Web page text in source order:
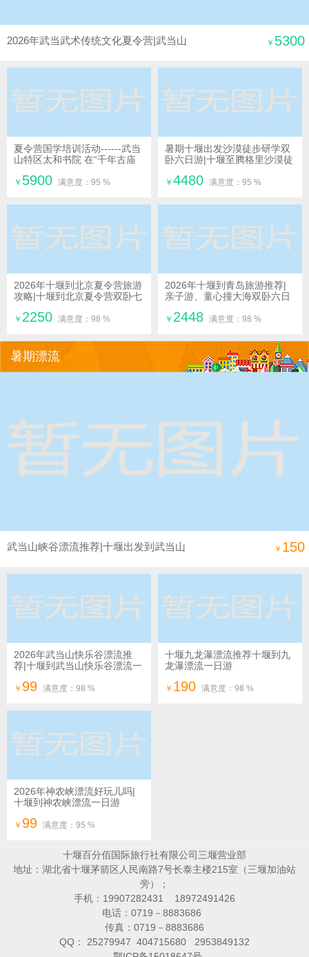
2026年武当武术传统文化夏令营|武当山
￥ 5300
夏令营国学培训活动------武当
山特区太和书院 在“千年古庙
￥ 5900 满意度：95 %
暑期十堰出发沙漠徒步研学双
卧六日游|十堰至腾格里沙漠徒
￥ 4480 满意度：95 %
2026年十堰到北京夏令营旅游
攻略|十堰到北京夏令营双卧七
￥ 2250 满意度：98 %
2026年十堰到青岛旅游推荐|
亲子游、童心撞大海双卧六日
￥ 2448 满意度：98 %
暑期漂流
武当山峡谷漂流推荐|十堰出发到武当山
￥ 150
2026年武当山快乐谷漂流推
荐|十堰到武当山快乐谷漂流一
￥ 99 满意度：98 %
十堰九龙瀑漂流推荐十堰到九
龙瀑漂流一日游
￥ 190 满意度：98 %
2026年神农峡漂流好玩儿吗|
十堰到神农峡漂流一日游
￥ 99 满意度：95 %
十堰百分佰国际旅行社有限公司三堰营业部
地址：湖北省十堰茅箭区人民南路7号长泰主楼215室（三堰加油站
旁）；
手机：19907282431 18972491426
电话：0719－8883686
传真：0719－8883686
QQ： 25279947 404715680 2953849132